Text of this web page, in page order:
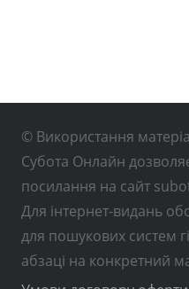
© Використання
Субота Онлайн
посилання на сайт
Для інтернет-видань
для пошукових систем
абзаці на конкретний